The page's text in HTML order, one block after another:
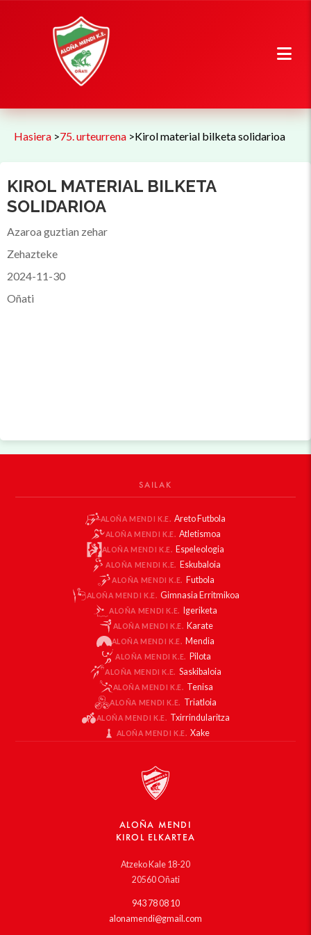
Hasiera >75. urteurrena >Kirol material bilketa solidarioa
KIROL MATERIAL BILKETA
SOLIDARIOA
Azaroa guztian zehar
Zehazteke
2024-11-30
Oñati
SAILAK
ALOÑA MENDI K.E. Areto Futbola
ALOÑA MENDI K.E. Atletismoa
ALOÑA MENDI K.E. Espeleologia
ALOÑA MENDI K.E. Eskubaloia
ALOÑA MENDI K.E. Futbola
ALOÑA MENDI K.E. Gimnasia Erritmikoa
ALOÑA MENDI K.E. Igeriketa
ALOÑA MENDI K.E. Karate
ALOÑA MENDI K.E. Mendia
ALOÑA MENDI K.E. Pilota
ALOÑA MENDI K.E. Saskibaloia
ALOÑA MENDI K.E. Tenisa
ALOÑA MENDI K.E. Triatloia
ALOÑA MENDI K.E. Txirrindularitza
ALOÑA MENDI K.E. Xake
ALOÑA MENDI
KIROL ELKARTEA
Atzeko Kale 18-20
20560 Oñati
943 78 08 10
alonamendi@gmail.com